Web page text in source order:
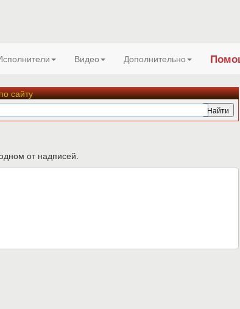
Видео Дополнительно
сайту
от надписей.